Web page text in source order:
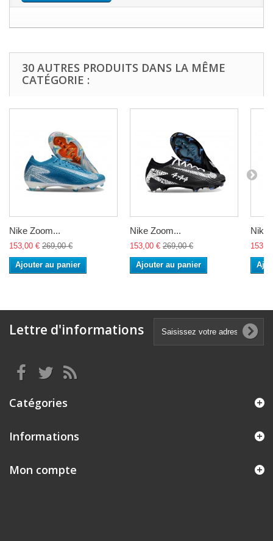
30 AUTRES PRODUITS DANS LA MÊME
CATÉGORIE :
Nike Zoom...
153,00 € 269,00 €
Ajouter au panier
Nike Zoom...
153,00 € 269,00 €
Ajouter au panier
Nike
Lettre d'informations
Catégories
Informations
Mon compte